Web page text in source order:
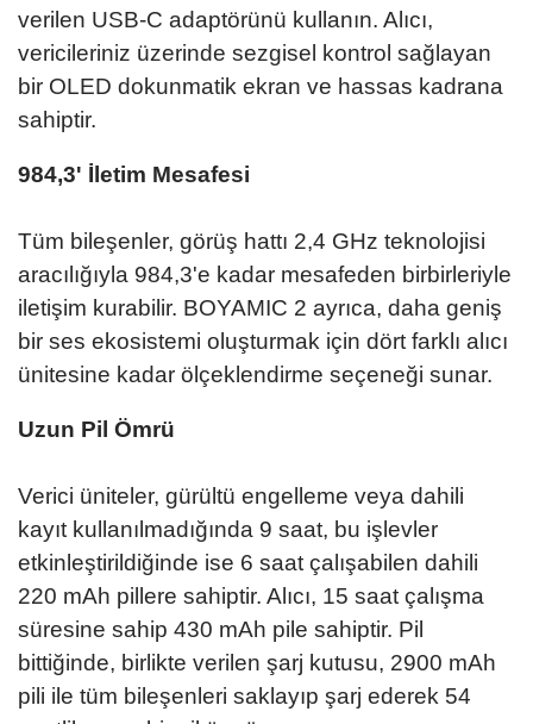
verilen USB-C adaptörünü kullanın. Alıcı,
vericileriniz üzerinde sezgisel kontrol sağlayan
bir OLED dokunmatik ekran ve hassas kadrana
sahiptir.
984,3' İletim Mesafesi
Tüm bileşenler, görüş hattı 2,4 GHz teknolojisi
aracılığıyla 984,3'e kadar mesafeden birbirleriyle
iletişim kurabilir. BOYAMIC 2 ayrıca, daha geniş
bir ses ekosistemi oluşturmak için dört farklı alıcı
ünitesine kadar ölçeklendirme seçeneği sunar.
Uzun Pil Ömrü
Verici üniteler, gürültü engelleme veya dahili
kayıt kullanılmadığında 9 saat, bu işlevler
etkinleştirildiğinde ise 6 saat çalışabilen dahili
220 mAh pillere sahiptir. Alıcı, 15 saat çalışma
süresine sahip 430 mAh pile sahiptir. Pil
bittiğinde, birlikte verilen şarj kutusu, 2900 mAh
pili ile tüm bileşenleri saklayıp şarj ederek 54